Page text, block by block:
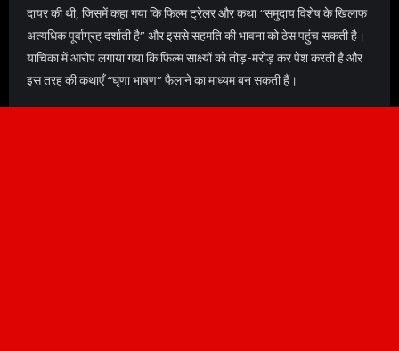
दायर की थी, जिसमें कहा गया कि फिल्म ट्रेलर और कथा “समुदाय विशेष के खिलाफ
अत्यधिक पूर्वाग्रह दर्शाती है” और इससे सहमति की भावना को ठेस पहुंच सकती है।
याचिका में आरोप लगाया गया कि फिल्म साक्ष्यों को तोड़-मरोड़ कर पेश करती है और
इस तरह की कथाएँ “घृणा भाषण” फैलाने का माध्यम बन सकती हैं।